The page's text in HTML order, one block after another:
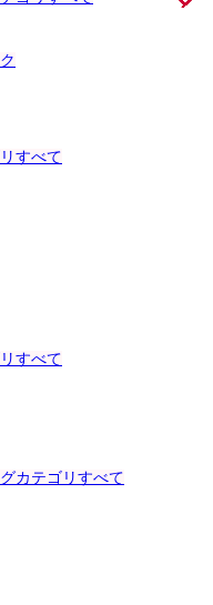
すべて
すべて
カテゴリすべて